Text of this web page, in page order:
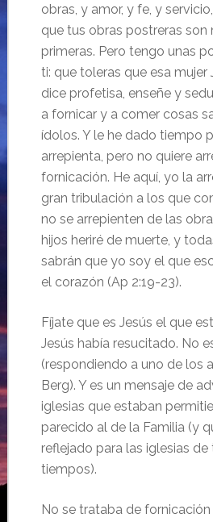
obras, y amor, y fe, y
que tus obras postreras son
primeras. Pero tengo unas
ti: que toleras que esa mujer
dice profetisa, enseñe y
a fornicar y a comer cosas
ídolos. Y le he dado tiempo
arrepienta, pero no quiere
fornicación. He aquí, yo la
gran tribulación a los que
no se arrepienten de las
hijos heriré de muerte, y
sabrán que yo soy el que
el corazón (Ap 2:19-23).
Fíjate que es Jesús el que
Jesús había resucitado. No
(respondiendo a uno de los
Berg). Y es un mensaje de
iglesias que estaban
parecido al de la Familia (y
reflejado para las iglesias
tiempos).
No se trataba de fornicación